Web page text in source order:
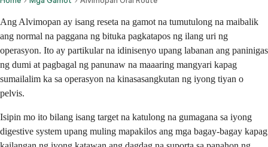
Ang Alvimopan ay isang reseta na gamot na tumutulong na maibalik
ang normal na paggana ng bituka pagkatapos ng ilang uri ng
operasyon. Ito ay partikular na idinisenyo upang labanan ang paninigas
ng dumi at pagbagal ng panunaw na maaaring mangyari kapag
sumailalim ka sa operasyon na kinasasangkutan ng iyong tiyan o
pelvis.
Isipin mo ito bilang isang target na katulong na gumagana sa iyong
digestive system upang muling mapakilos ang mga bagay-bagay kapag